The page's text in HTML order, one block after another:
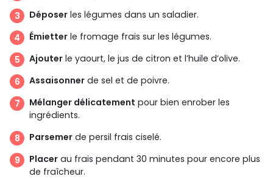
Déposer les légumes dans un saladier.
Émietter le fromage frais sur les légumes.
Ajouter le yaourt, le jus de citron et l’huile d’olive.
Assaisonner de sel et de poivre.
Mélanger délicatement pour bien enrober les
ingrédients.
Parsemer de persil frais ciselé.
Placer au frais pendant 30 minutes pour encore plus
de fraîcheur.